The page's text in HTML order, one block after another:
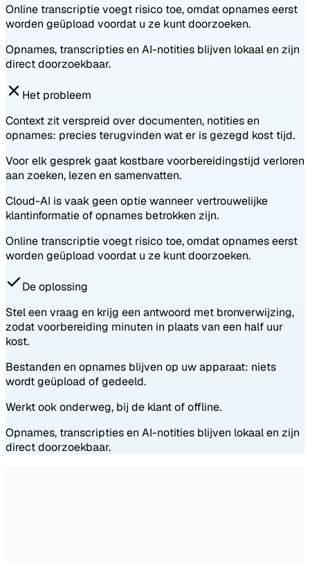
Online transcriptie voegt risico toe, omdat opnames eerst
worden geüpload voordat u ze kunt doorzoeken.
Opnames, transcripties en AI-notities blijven lokaal en zijn
direct doorzoekbaar.
Het probleem
Context zit verspreid over documenten, notities en
opnames: precies terugvinden wat er is gezegd kost tijd.
Voor elk gesprek gaat kostbare voorbereidingstijd verloren
aan zoeken, lezen en samenvatten.
Cloud-AI is vaak geen optie wanneer vertrouwelijke
klantinformatie of opnames betrokken zijn.
Online transcriptie voegt risico toe, omdat opnames eerst
worden geüpload voordat u ze kunt doorzoeken.
De oplossing
Stel een vraag en krijg een antwoord met bronverwijzing,
zodat voorbereiding minuten in plaats van een half uur
kost.
Bestanden en opnames blijven op uw apparaat: niets
wordt geüpload of gedeeld.
Werkt ook onderweg, bij de klant of offline.
Opnames, transcripties en AI-notities blijven lokaal en zijn
direct doorzoekbaar.